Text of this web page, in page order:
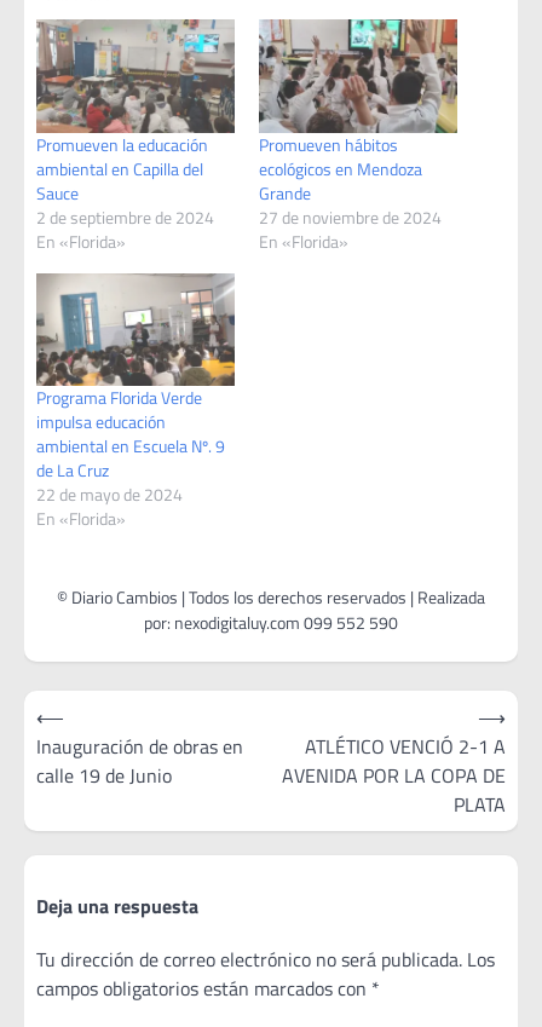
Promueven la educación
ambiental en Capilla del
Sauce
2 de septiembre de 2024
En «Florida»
Promueven hábitos
ecológicos en Mendoza
Grande
27 de noviembre de 2024
En «Florida»
Programa Florida Verde
impulsa educación
ambiental en Escuela Nº. 9
de La Cruz
22 de mayo de 2024
En «Florida»
Navegación
de
entradas
⟵
Inauguración de obras en
calle 19 de Junio
ATLÉTICO VENCIÓ 2-1 A
AVENIDA POR LA COPA DE
PLATA
⟶
Deja una respuesta
Tu dirección de correo electrónico no será publicada. Los
campos obligatorios están marcados con *